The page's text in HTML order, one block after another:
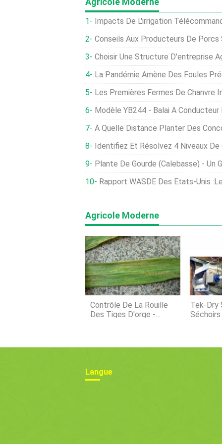
Impacts De L'irrigation
Conseils Aux Producteurs De Porcs Sur Les
Choisir Une Structure D'entreprise
La Pandémie Amène Des Foules Précoces
Les Premières Fermes De Chanvre Industriel Des États-Unis
Modèle YB244 - Balai À Conducteur
À Quelle Distance Planter Des Concombres Et
Identifiez Et Résolvez 4 Niveaux
Plante De Gourde (calebasse) - Un
Rapport WASDE Des États-Unis :les Prévisions
Agricole Moderne
Contrôle De La Rouille
Des Tiges D'orge -
Tek-Dry
Langue